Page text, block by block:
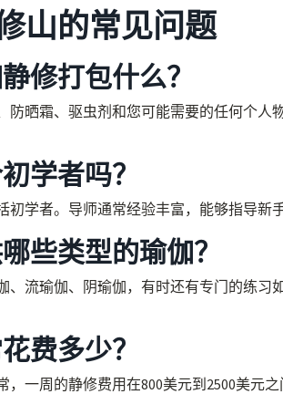
山的常见问题
修打包什么？
晒霜、驱虫剂和您可能需要的任何个人
学者吗？
初学者。导师通常经验丰富，能够指导新
些类型的瑜伽？
流瑜伽、阴瑜伽，有时还有专门的练习
费多少？
一周的静修费用在800美元到2500美元之